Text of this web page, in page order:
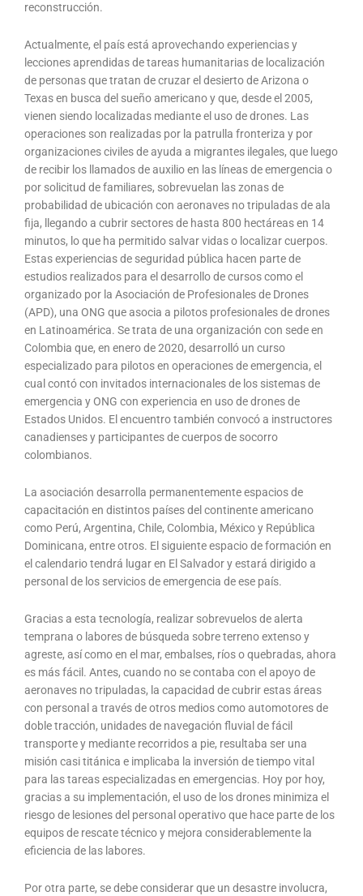
reconstrucción.
Actualmente, el país está aprovechando experiencias y
lecciones aprendidas de tareas humanitarias de localización
de personas que tratan de cruzar el desierto de Arizona o
Texas en busca del sueño americano y que, desde el 2005,
vienen siendo localizadas mediante el uso de drones. Las
operaciones son realizadas por la patrulla fronteriza y por
organizaciones civiles de ayuda a migrantes ilegales, que luego
de recibir los llamados de auxilio en las líneas de emergencia o
por solicitud de familiares, sobrevuelan las zonas de
probabilidad de ubicación con aeronaves no tripuladas de ala
fija, llegando a cubrir sectores de hasta 800 hectáreas en 14
minutos, lo que ha permitido salvar vidas o localizar cuerpos.
Estas experiencias de seguridad pública hacen parte de
estudios realizados para el desarrollo de cursos como el
organizado por la Asociación de Profesionales de Drones
(APD), una ONG que asocia a pilotos profesionales de drones
en Latinoamérica. Se trata de una organización con sede en
Colombia que, en enero de 2020, desarrolló un curso
especializado para pilotos en operaciones de emergencia, el
cual contó con invitados internacionales de los sistemas de
emergencia y ONG con experiencia en uso de drones de
Estados Unidos. El encuentro también convocó a instructores
canadienses y participantes de cuerpos de socorro
colombianos.
La asociación desarrolla permanentemente espacios de
capacitación en distintos países del continente americano
como Perú, Argentina, Chile, Colombia, México y República
Dominicana, entre otros. El siguiente espacio de formación en
el calendario tendrá lugar en El Salvador y estará dirigido a
personal de los servicios de emergencia de ese país.
Gracias a esta tecnología, realizar sobrevuelos de alerta
temprana o labores de búsqueda sobre terreno extenso y
agreste, así como en el mar, embalses, ríos o quebradas, ahora
es más fácil. Antes, cuando no se contaba con el apoyo de
aeronaves no tripuladas, la capacidad de cubrir estas áreas
con personal a través de otros medios como automotores de
doble tracción, unidades de navegación fluvial de fácil
transporte y mediante recorridos a pie, resultaba ser una
misión casi titánica e implicaba la inversión de tiempo vital
para las tareas especializadas en emergencias. Hoy por hoy,
gracias a su implementación, el uso de los drones minimiza el
riesgo de lesiones del personal operativo que hace parte de los
equipos de rescate técnico y mejora considerablemente la
eficiencia de las labores.
Por otra parte, se debe considerar que un desastre involucra,